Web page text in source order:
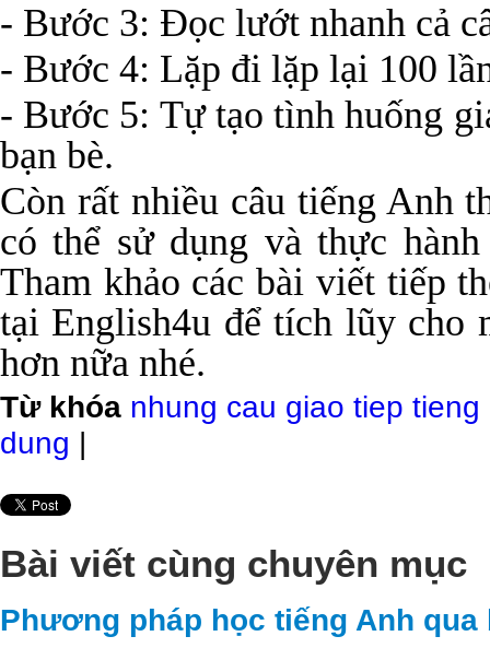
- Bước 3: Đọc lướt nhanh cả
- Bước 4: Lặp đi lặp lại 100
- Bước 5: Tự tạo tình huống
bạn bè.
Còn rất nhiều câu tiếng Anh
có thể sử dụng và thực
Tham khảo các bài viết tiếp
tại English4u để tích lũy cho
hơn nữa nhé.
Từ khóa nhung cau giao tiep
dung |
Bài viết cùng chuyên mục
Phương pháp học tiếng Anh qua